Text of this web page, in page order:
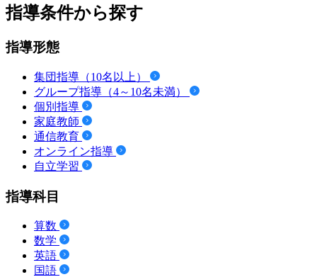
指導条件から探す
指導形態
集団指導（10名以上）
グループ指導（4～10名未満）
個別指導
家庭教師
通信教育
オンライン指導
自立学習
指導科目
算数
数学
英語
国語